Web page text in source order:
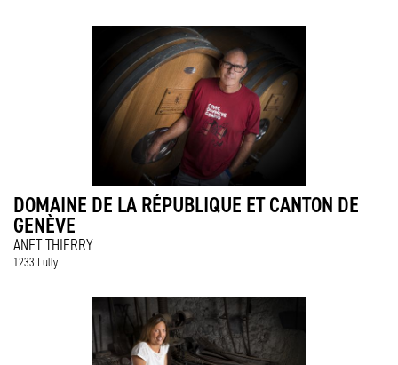
DOMAINE DE LA RÉPUBLIQUE ET CANTON DE
GENÈVE
ANET THIERRY
1233 Lully